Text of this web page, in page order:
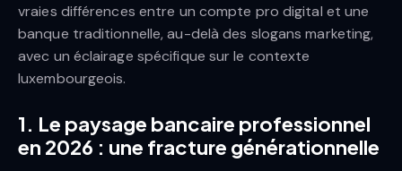
vraies différences entre un compte pro digital et une
banque traditionnelle, au-delà des slogans marketing,
avec un éclairage spécifique sur le contexte
luxembourgeois.
1. Le paysage bancaire professionnel
en 2026 : une fracture générationnelle